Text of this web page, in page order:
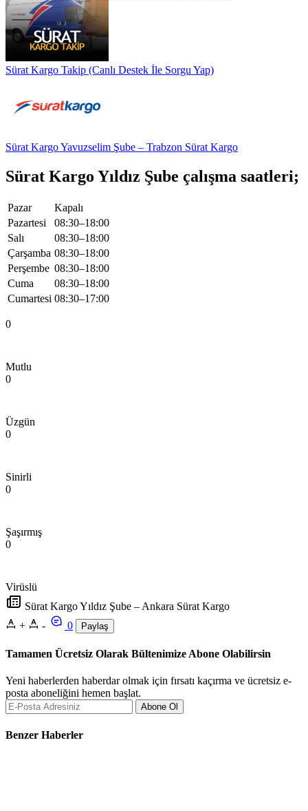
Sürat Kargo Takip (Canlı Destek İle Sorgu Yap)
Sürat Kargo Yavuzselim Şube – Trabzon Sürat Kargo
Sürat Kargo Yıldız Şube çalışma saatleri;
Pazar
Kapalı
Pazartesi
08:30–18:00
Salı
08:30–18:00
Çarşamba 08:30–18:00
Perşembe 08:30–18:00
Cuma
08:30–18:00
Cumartesi 08:30–17:00
0
Mutlu
0
Üzgün
0
Sinirli
0
Şaşırmış
0
Virüslü
Sürat Kargo Yıldız Şube – Ankara Sürat Kargo
+
- 0 Paylaş
Tamamen Ücretsiz Olarak Bültenimize Abone Olabilirsin
Yeni haberlerden haberdar olmak için fırsatı kaçırma ve ücretsiz e-
posta aboneliğini hemen başlat.
Abone Ol
Benzer Haberler